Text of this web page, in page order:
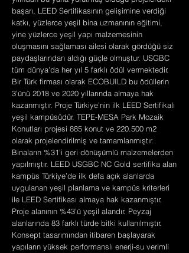
başarı, LEED Sertifikasının gelişimine verdiği
katkı, yüzlerce yeşil bina uzmanının eğitimi,
yine yüzlerce yeşil yapı malzemesinin
oluşmasını sağlaması ailesi olarak gördüğü siz
paydaşlarından aldığı güçle olmuştur. USGBC
tüm dünya'da her yıl 5 farklı ödül vermektedir.
Bir Türk firması olarak ECOBUILD bu ödüllerin
3'ünü 2018 ve 2020 yıllarında almaya hak
kazanmıştır. Proje Türkiye’nin ilk LEED Sertifikalı
yeşil kampüsüdür. TEPE-MESA Park Mozaik
Konutları projesi 885 konut ve 220.500 m2
olarak projelendirilmiş ve tamamlanmıştır.
Binaların %31'i geri dönüşümlü malzemelerden
yapılmıştır. LEED USGBC NC Gold sertifika alan
kampüs Türkiye’de ilk defa açık alanlarda
uygulanan yeşil planlama ve kampüs kriterleri
ile LEED Sertifikası almaya hak kazanmıştır.
Proje alanının %43'ü yeşil alandır. Peyzaj
alanlarında 83 farklı türde bitki kullanılmıştır.
Konsept tasarımından itibaren başlayarak
yapıların yüksek performanslı enerji-su verimli